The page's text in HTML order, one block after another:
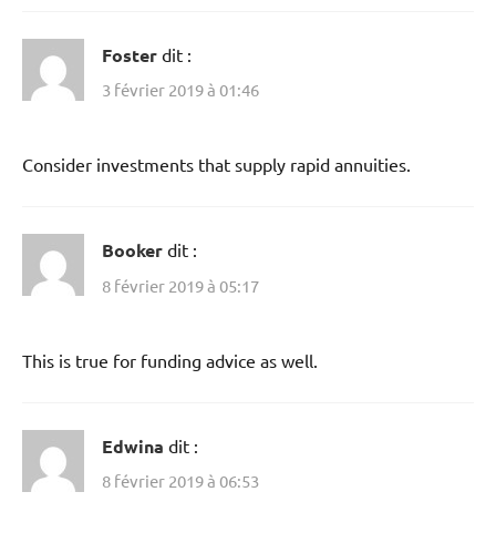
Foster dit :
3 février 2019 à 01:46
Consider investments that supply rapid annuities.
Booker dit :
8 février 2019 à 05:17
This is true for funding advice as well.
Edwina dit :
8 février 2019 à 06:53